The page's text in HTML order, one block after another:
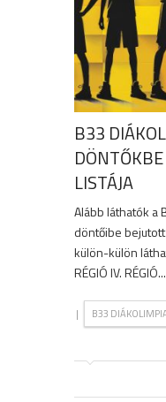
B33
LISTÁJA
Alább láthatók a
döntőibe
külön-külön
RÉGIÓ IV. RÉGIÓ...
| B33